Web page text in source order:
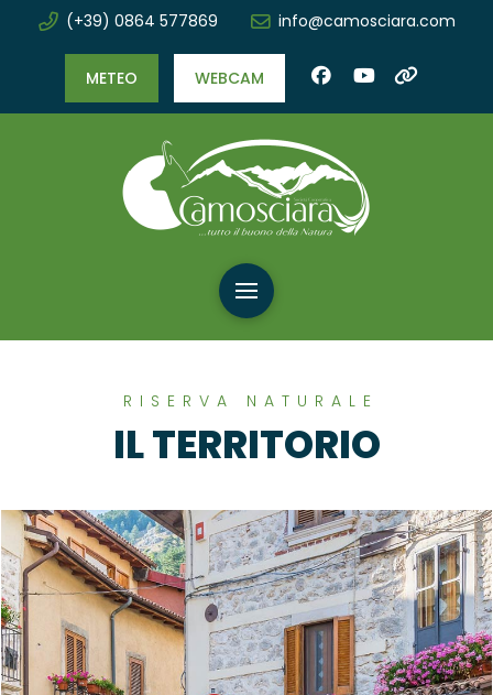
(+39) 0864 577869 info@camosciara.com
METEO WEBCAM
RISERVA NATURALE
IL TERRITORIO